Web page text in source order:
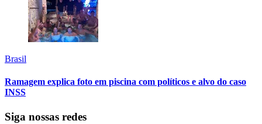
Brasil
Ramagem explica foto em piscina com políticos e alvo do caso
INSS
Siga nossas redes